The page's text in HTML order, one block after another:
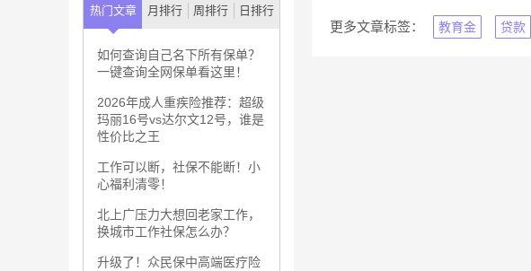
热门文章 月排行 周排行 日排行
如何查询自己名下所有保单？
一键查询全网保单看这里！
2026年成人重疾险推荐：超级
玛丽16号vs达尔文12号，谁是
性价比之王
工作可以断，社保不能断！小
心福利清零！
北上广压力大想回老家工作，
换城市工作社保怎么办？
升级了！众民保中高端医疗险
更多文章标签： 教育金 贷款